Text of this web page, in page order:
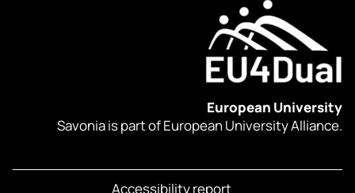
European University
Savonia is part of European University Alliance.
Accessibility report